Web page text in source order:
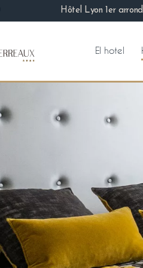
Hôtel Lyon 1er
El hotel